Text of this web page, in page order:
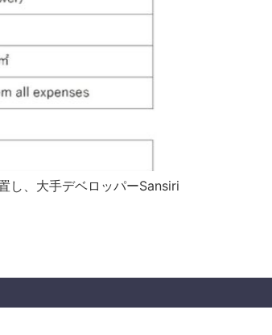
し、大手デベロッパーSansiri